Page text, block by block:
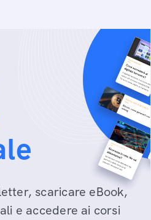
scaricare eBook,
e accedere ai corsi